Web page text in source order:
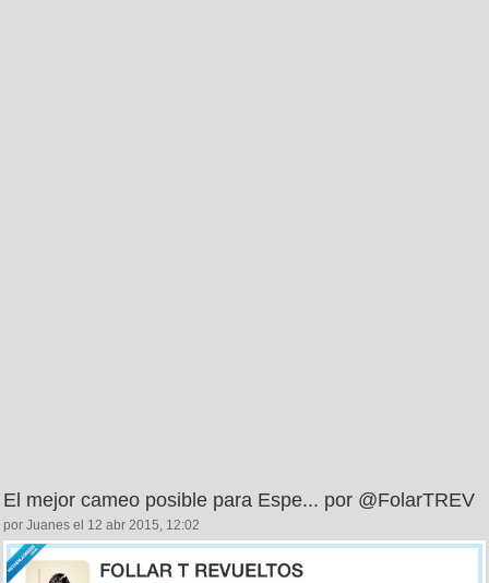
El mejor cameo posible para Espe... por @FolarTREV
por Juanes el 12 abr 2015, 12:02